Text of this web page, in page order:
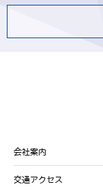
会社案内
交通アクセス